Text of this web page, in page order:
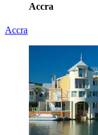
Accra
Accra